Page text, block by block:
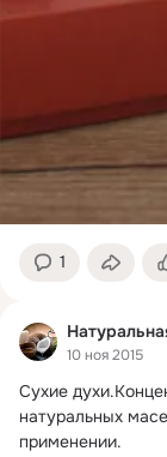
1
10 ноя 2015
Сухие духи.
натуральных
применении.